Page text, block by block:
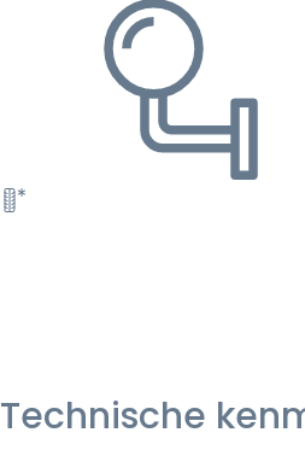
Technische